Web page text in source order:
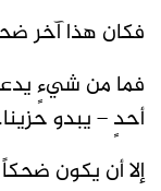
فكان هذا آخر
فما من شيءٍ
أحدٍ – يبدو
إلا أن يكون